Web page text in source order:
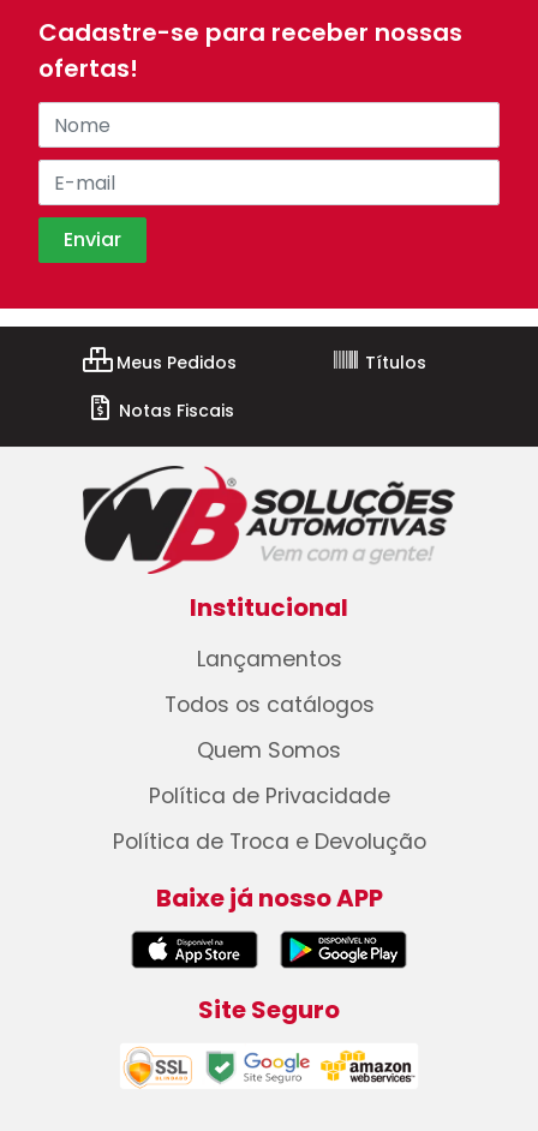
Cadastre-se para receber nossas
ofertas!
Meus Pedidos
Títulos
Notas Fiscais
Institucional
Lançamentos
Todos os catálogos
Quem Somos
Política de Privacidade
Política de Troca e Devolução
Baixe já nosso APP
Site Seguro